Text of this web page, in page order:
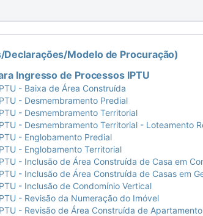
Modelo de Procuração)
Ingresso de Processos IPTU
- Baixa de Área Construída
- Desmembramento Predial
- Desmembramento Territorial
- Desmembramento Territorial - Loteamento
- Englobamento Predial
- Englobamento Territorial
- Inclusão de Área Construída de Casa em
- Inclusão de Área Construída de Casas em
- Inclusão de Condomínio Vertical
- Revisão da Numeração do Imóvel
- Revisão de Área Construída de Apartamento